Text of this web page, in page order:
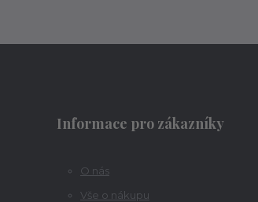
Informace pro zákazníky
O nás
Vše o nákupu